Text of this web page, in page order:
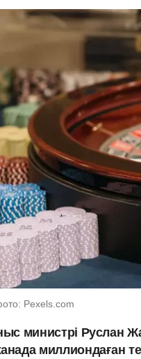
Рexels.com
министрі Руслан
миллиондаған